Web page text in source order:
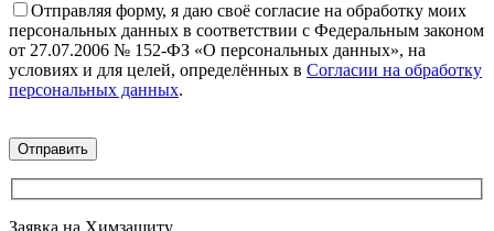
Отправляя форму, я даю своё согласие на обработку моих
персональных данных в соответствии с Федеральным законом
от 27.07.2006 № 152-ФЗ «О персональных данных», на
условиях и для целей, определённых в Согласии на обработку
персональных данных.
Заявка на Химзащиту